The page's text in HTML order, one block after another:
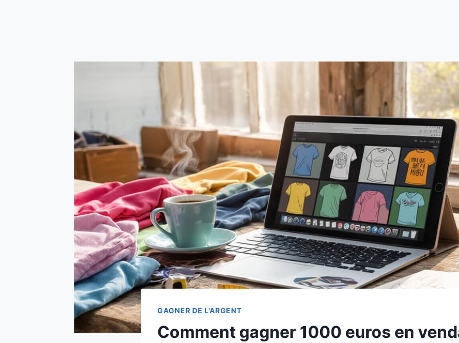
GAGNER DE L'ARGENT
Comment gagner 1000 euros en